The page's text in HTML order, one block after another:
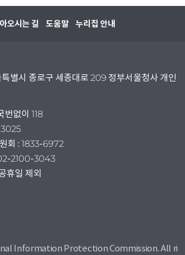
오시는 길 도움말 누리집 안내
별시 종로구 세종대로 209 정부서울청사 개인
번없이 118
회 : 1833-6972
2100-3043
휴일 제외
Information Protection Commission. All ri